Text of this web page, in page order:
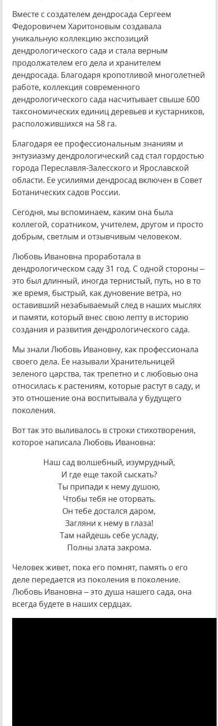
Вместе с создателем дендросада Сергеем
Федоровичем Харитоновым создавала
уникальную коллекцию экспозиций
дендрологического сада и стала верным
продолжателем его дела и хранителем
дендросада. Благодаря кропотливой многолетней
работе, коллекция современного
дендрологического сада насчитывает свыше 600
таксономических единиц деревьев и кустарников,
расположившихся на 58 га.
Благодаря ее профессиональным знаниям и
энтузиазму дендрологический сад стал гордостью
города Переславля-Залесского и Ярославской
области. Ее усилиями дендросад включен в Совет
Ботанических садов России.
Сегодня, мы вспоминаем, каким она была
коллегой, соратником, учителем, другом и просто
добрым, светлым и отзывчивым человеком.
Любовь Ивановна проработала в
дендрологическом саду 31 год. С одной стороны –
это был длинный, иногда тернистый, путь, но в то
же время, быстрый, как дуновение ветра, но
оставивший незабываемый след в наших мыслях
и памяти, который внес свою лепту в историю
создания и развития дендрологического сада.
Мы знали Любовь Ивановну, как профессионала
своего дела. Ее называли Хранительницей
зеленого царства, так трепетно и с любовью она
относилась к растениям, которые растут в саду, и
это отношение она воспитывала у будущего
поколения.
Вот так это выливалось в строки стихотворения,
которое написала Любовь Ивановна:
Наш сад волшебный, изумрудный,
И где еще такой сыскать?
Ты припади к нему душою,
Чтобы тебя не оторвать.
Он тебе достался даром,
Загляни к нему в глаза!
Там найдешь себе усладу,
Полны злата закрома.
Человек живет, пока его помнят, память о его
деле передается из поколения в поколение.
Любовь Ивановна – это душа нашего сада, она
всегда будете в наших сердцах.